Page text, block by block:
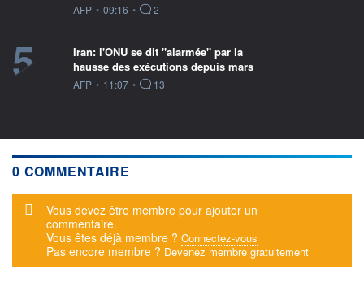
information fournie par
AFP • 09:16 • 2
5
Iran: l'ONU se dit "alarmée" par la
hausse des exécutions depuis mars
information fournie par
AFP • 11:07 • 13
0 COMMENTAIRE
Message d'alerte
Vous devez être membre pour ajouter un
commentaire.
Vous êtes déjà membre ? Connectez-vous
Pas encore membre ? Devenez membre gratuitement